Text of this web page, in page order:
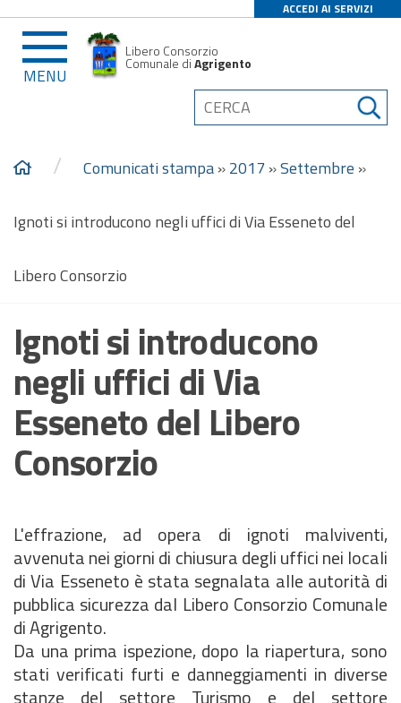
ACCEDI AI SERVIZI
MENU
Libero Consorzio
Comunale diAgrigento
/ Comunicati stampa»2017»Settembre »
Ignoti si introducono negli uffici di Via Esseneto del
Libero Consorzio
Ignoti si introducono
negli uffici di Via
Esseneto del Libero
Consorzio
L'effrazione, ad opera di ignoti malviventi,
avvenuta nei giorni di chiusura degli uffici nei locali
di Via Esseneto è stata segnalata alle autorità di
pubblica sicurezza dal Libero Consorzio Comunale
di Agrigento.
Da una prima ispezione, dopo la riapertura, sono
stati verificati furti e danneggiamenti in diverse
stanze del settore Turismo e del settore